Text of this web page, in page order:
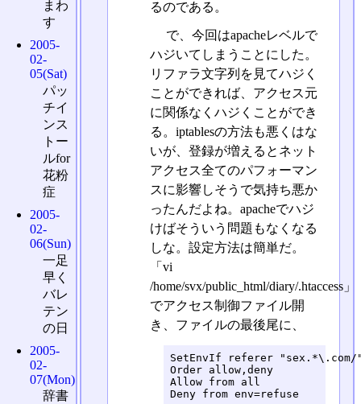
るのである。
で、今回はapacheレベルで
ハジいてしまうことにした。
リファラ文字列を見てハジく
ことができれば、アクセス元
に関係なくハジくことができ
る。iptablesの方法も悪くはな
いが、登録が増えるとネット
アクセス全てのパフォーマン
スに影響しそうで気持ち悪か
ったんだよね。apacheでハジ
けばそういう問題もなくなる
しな。設定方法は簡単だ。
「vi
/home/svx/public_html/diary/.htaccess」
でアクセス制御ファイル開
き、ファイルの最後尾に、
SetEnvIf referer "sex.*\.com/
Order allow,deny
Allow from all
まわ
す
2005-
02-
05(Sat)
パッ
チイ
ンス
トー
ルfor
花粉
症
2005-
02-
06(Sun)
一足
早く
バレ
テン
の日
2005-
02-
07(Mon)
辞書